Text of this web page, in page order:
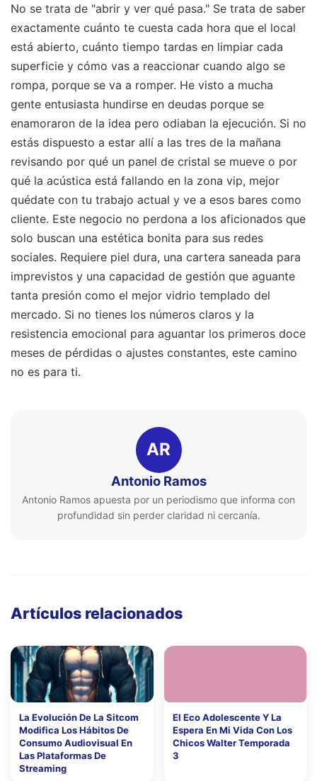
No se trata de "abrir y ver qué pasa." Se trata de saber
exactamente cuánto te cuesta cada hora que el local
está abierto, cuánto tiempo tardas en limpiar cada
superficie y cómo vas a reaccionar cuando algo se
rompa, porque se va a romper. He visto a mucha
gente entusiasta hundirse en deudas porque se
enamoraron de la idea pero odiaban la ejecución. Si no
estás dispuesto a estar allí a las tres de la mañana
revisando por qué un panel de cristal se mueve o por
qué la acústica está fallando en la zona vip, mejor
quédate con tu trabajo actual y ve a esos bares como
cliente. Este negocio no perdona a los aficionados que
solo buscan una estética bonita para sus redes
sociales. Requiere piel dura, una cartera saneada para
imprevistos y una capacidad de gestión que aguante
tanta presión como el mejor vidrio templado del
mercado. Si no tienes los números claros y la
resistencia emocional para aguantar los primeros doce
meses de pérdidas o ajustes constantes, este camino
no es para ti.
AR
Antonio Ramos
Antonio Ramos apuesta por un periodismo que informa con
profundidad sin perder claridad ni cercanía.
Artículos relacionados
La Evolución De La Sitcom
Modifica Los Hábitos De
Consumo Audiovisual En
Las Plataformas De
Streaming
El Eco Adolescente Y La
Espera En Mi Vida Con Los
Chicos Walter Temporada
3